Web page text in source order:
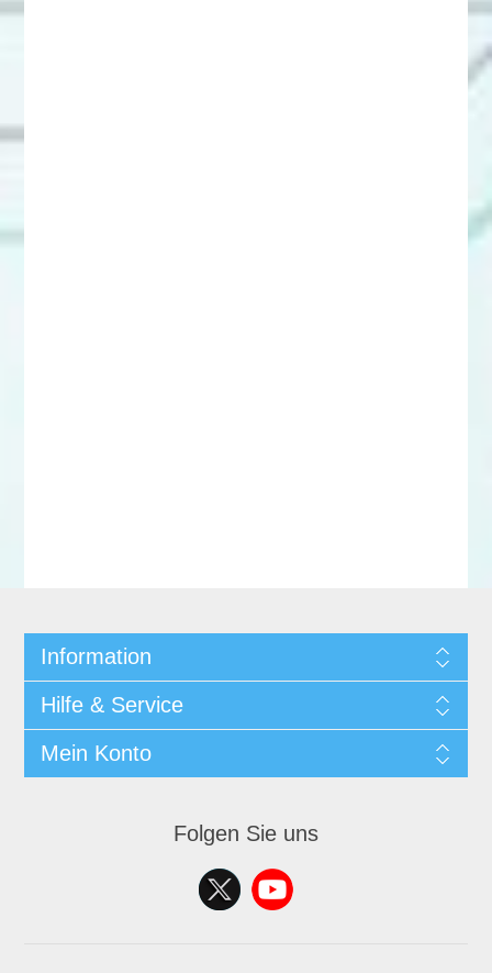
Information
Hilfe & Service
Mein Konto
Folgen Sie uns